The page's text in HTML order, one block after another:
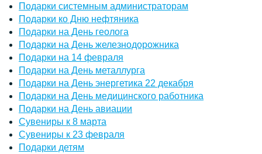
Подарки системным администраторам
Подарки ко Дню нефтяника
Подарки на День геолога
Подарки на День железнодорожника
Подарки на 14 февраля
Подарки на День металлурга
Подарки на День энергетика 22 декабря
Подарки на День медицинского работника
Подарки на День авиации
Сувениры к 8 марта
Сувениры к 23 февраля
Подарки детям